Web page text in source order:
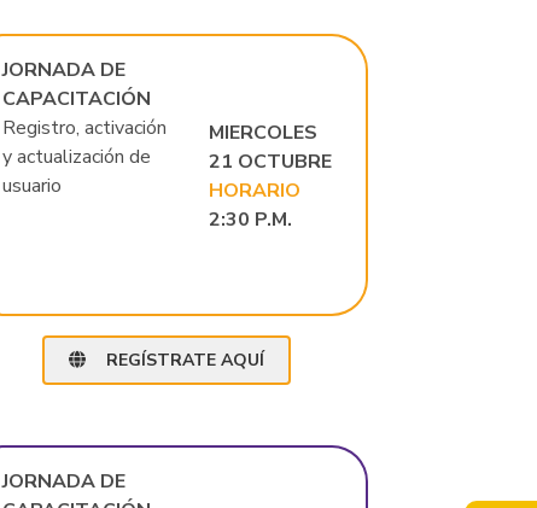
JORNADA DE
CAPACITACIÓN
Registro, activación
y actualización de
usuario
MIERCOLES
21 OCTUBRE
HORARIO
2:30 P.M.
REGÍSTRATE AQUÍ
JORNADA DE